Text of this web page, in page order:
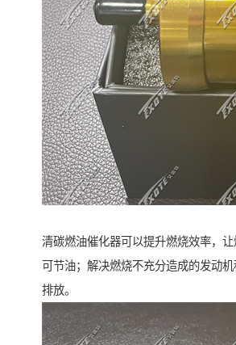
清碳燃油催化器可以提升燃烧效率，让
可节油；解决燃烧不充分造成的发动
排放。